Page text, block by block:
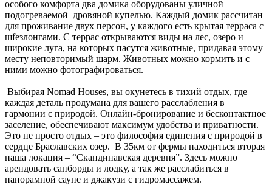
особого комфорта два домика оборудованы уличной
подогреваемой дровяной купелью. Каждый домик рассчитан
для проживание двух персон, у каждого есть крытая терраса с
шfезлонгами. С террас открываются виды на лес, озеро и
широкие луга, на которых пасутся животные, придавая этому
месту неповторимый шарм. Животных можно кормить и с
ними можно фотографироваться.
Выбирая Nomad Houses, вы окунетесь в тихий отдых, где
каждая деталь продумана для вашего расслабления в
гармонии с природой. Онлайн-бронирование и бесконтактное
заселение, обеспечивают максимум удобства и приватности.
Это не просто отдых – это философия единения с природой в
сердце Браславских озер. В 35км от фермы находиться вторая
наша локация – “Скандинавская деревня”. Здесь можно
арендовать сапборды и лодку, а так же расслабиться в
панорамной сауне и джакузи с гидромассажем.